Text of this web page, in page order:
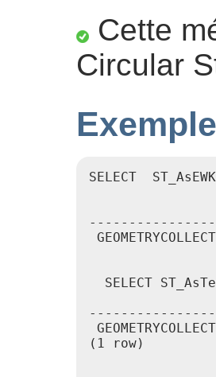
Cette
Circular
SELECT
SELECT
(1 row)